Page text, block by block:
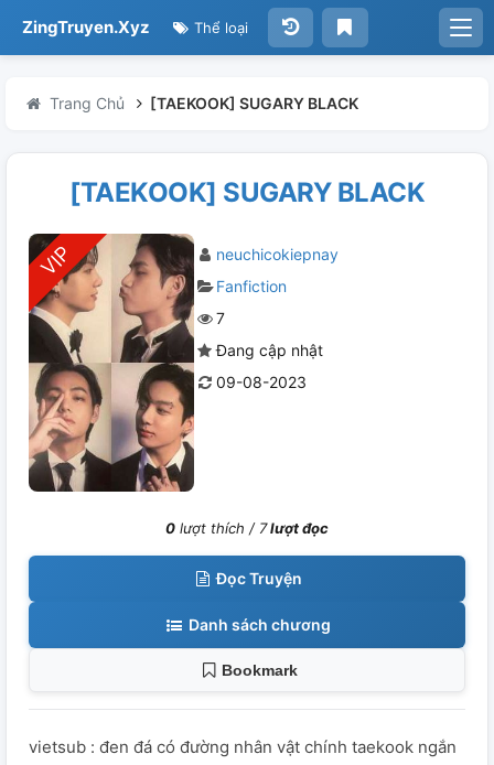
ZingTruyen.Xyz Thể loại
Trang Chủ [TAEKOOK] SUGARY BLACK
[TAEKOOK] SUGARY BLACK
neuchicokiepnay
Fanfiction
7
Đang cập nhật
09-08-2023
0 lượt thích / 7lượt đọc
Đọc Truyện
Danh sách chương
Bookmark
vietsub : đen đá có đường nhân vật chính taekook ngắn